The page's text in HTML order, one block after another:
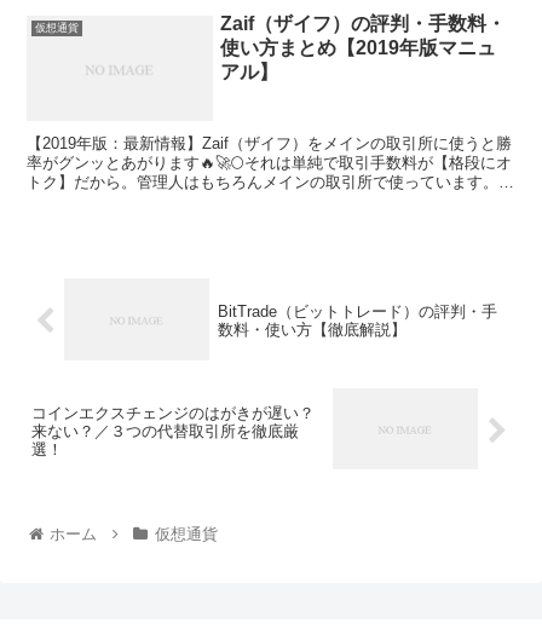
仮想通貨
Zaif（ザイフ）の評判・手数料・
使い方まとめ【2019年版マニュ
アル】
【2019年版：最新情報】Zaif（ザイフ）をメインの取引所に使うと勝
率がグンッとあがります🔥🚀🌕それは単純で取引手数料が【格段にオ
トク】だから。管理人はもちろんメインの取引所で使っています。繰
説明します。
BitTrade（ビットトレード）の評判・手
数料・使い方【徹底解説】
コインエクスチェンジのはがきが遅い？
来ない？／３つの代替取引所を徹底厳
選！
ホーム 仮想通貨